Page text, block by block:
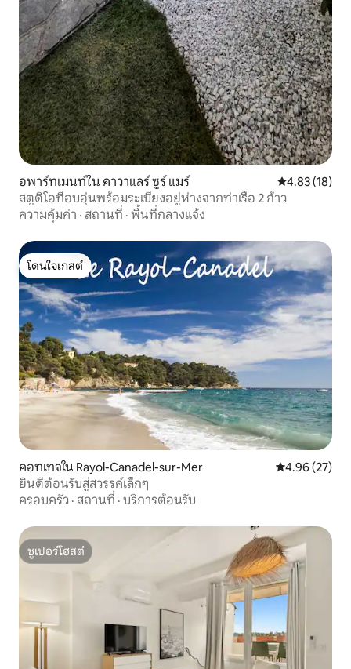
อพาร์ทเมนท์ใน คาวาแลร์ ซูร์ แมร์ คะแนนเฉลี่ย
4.83 (18)
สตูดิโอที่อบอุ่นพร้อมระเบียงอยู่ห่างจากท่าเรือ 2 ก้าว
ความคุ้มค่า · สถานที่ · พื้นที่กลางแจ้ง
โดนใจเกสต์
โดนใจเกสต์
คอทเทจใน Rayol-Canadel-sur-Mer คะแนนเฉลี่ย
4.96 (27)
ยินดีต้อนรับสู่สวรรค์เล็กๆ
ครอบครัว · สถานที่ · บริการต้อนรับ
ซูเปอร์โฮสต์
ซูเปอร์โฮสต์